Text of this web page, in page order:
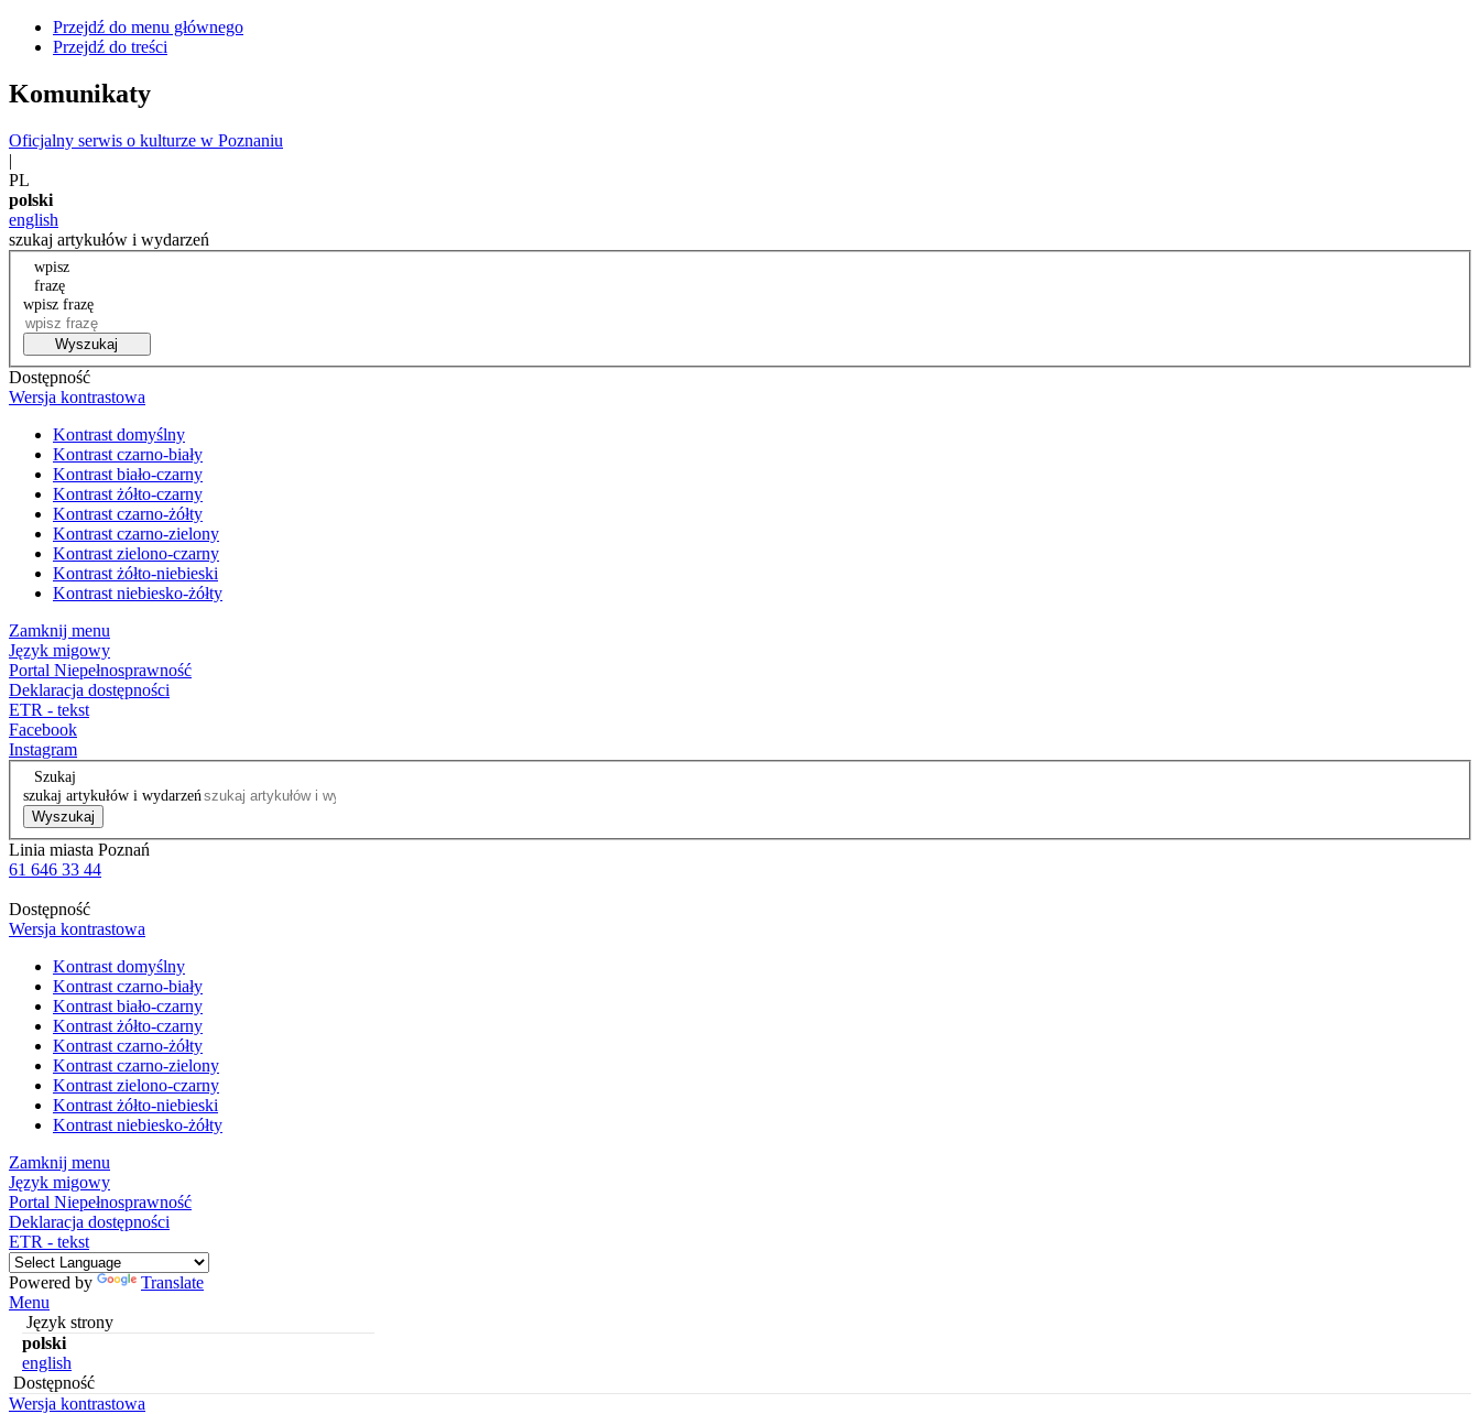
Przejdź do menu głównego
Przejdź do treści
Komunikaty
Oficjalny serwis o kulturze w Poznaniu
|
PL
polski
english
szukaj artykułów i wydarzeń
wpisz
frazę
wpisz frazę
Wyszukaj
Dostępność
Wersja kontrastowa
Kontrast domyślny
Kontrast czarno-biały
Kontrast biało-czarny
Kontrast żółto-czarny
Kontrast czarno-żółty
Kontrast czarno-zielony
Kontrast zielono-czarny
Kontrast żółto-niebieski
Kontrast niebiesko-żółty
Zamknij menu
Język migowy
Portal Niepełnosprawność
Deklaracja dostępności
ETR - tekst
Facebook
Instagram
Szukaj
szukaj artykułów i wydarzeń
Wyszukaj
Linia miasta Poznań
61 646 33 44
Dostępność
Wersja kontrastowa
Kontrast domyślny
Kontrast czarno-biały
Kontrast biało-czarny
Kontrast żółto-czarny
Kontrast czarno-żółty
Kontrast czarno-zielony
Kontrast zielono-czarny
Kontrast żółto-niebieski
Kontrast niebiesko-żółty
Zamknij menu
Język migowy
Portal Niepełnosprawność
Deklaracja dostępności
ETR - tekst
Powered by
Translate
Menu
Język strony
polski
english
Dostępność
Wersja kontrastowa